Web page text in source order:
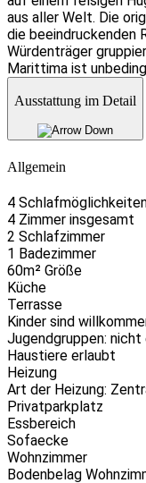
aus aller Welt. Die
die beeindruckenden
Würdenträger
Marittima ist
Ausstattung im Detail
Allgemein
4
4 Zimmer insgesamt
2 Schlafzimmer
1 Badezimmer
60m² Größe
Küche
Terrasse
Kinder sind
Jugendgruppen: nicht
Haustiere erlaubt
Heizung
Art der Heizung:
Privatparkplatz
Essbereich
Sofaecke
Wohnzimmer
Bodenbelag